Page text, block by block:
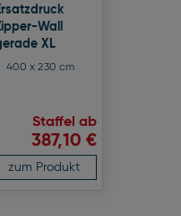
Wall
XL
400 x 230 cm
Staffel ab
387,10 €
zum Produkt